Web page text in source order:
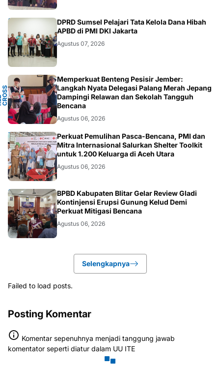
ANEWS
DPRD Sumsel Pelajari Tata Kelola Dana Hibah
APBD di PMI DKI Jakarta
Agustus 07, 2026
N
S
TY
Memperkuat Benteng Pesisir Jember:
Langkah Nyata Delegasi Palang Merah Jepang
Dampingi Relawan dan Sekolah Tangguh
Bencana
Agustus 06, 2026
ACEH
Perkuat Pemulihan Pasca-Bencana, PMI dan
Mitra Internasional Salurkan Shelter Toolkit
untuk 1.200 Keluarga di Aceh Utara
Agustus 06, 2026
BLITAR
BPBD Kabupaten Blitar Gelar Review Gladi
Kontinjensi Erupsi Gunung Kelud Demi
Perkuat Mitigasi Bencana
Agustus 06, 2026
Selengkapnya
Failed to load posts.
Posting Komentar
Komentar sepenuhnya menjadi tanggung jawab
komentator seperti diatur dalam UU ITE